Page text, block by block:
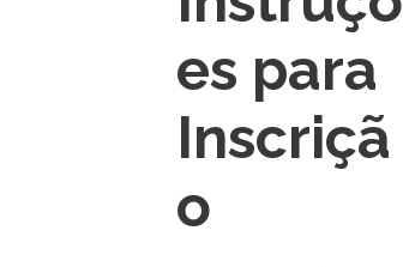
es para
Inscriçã
o